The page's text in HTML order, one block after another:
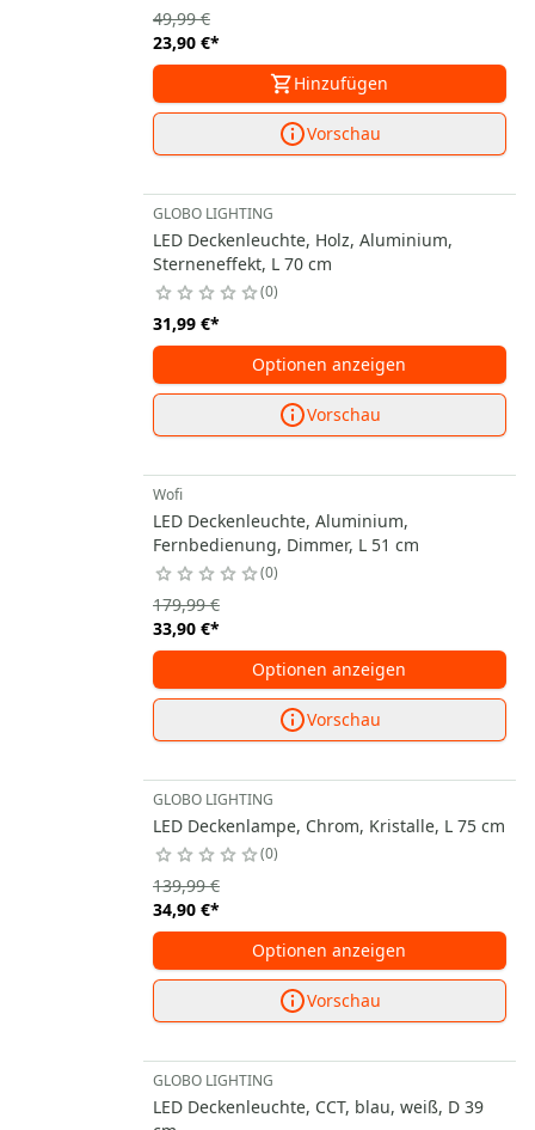
23,90 €*
49,99 €
Hinzufügen
Vorschau
GLOBO LIGHTING
LED Deckenleuchte, Holz, Aluminium,
Sterneneffekt, L 70 cm
0
31,99 €*
Optionen anzeigen
Vorschau
Wofi
LED Deckenleuchte, Aluminium,
Fernbedienung, Dimmer, L 51 cm
0
33,90 €*
179,99 €
Optionen anzeigen
Vorschau
GLOBO LIGHTING
LED Deckenlampe, Chrom, Kristalle, L 75 cm
0
34,90 €*
139,99 €
Optionen anzeigen
Vorschau
GLOBO LIGHTING
LED Deckenleuchte, CCT, blau, weiß, D 39